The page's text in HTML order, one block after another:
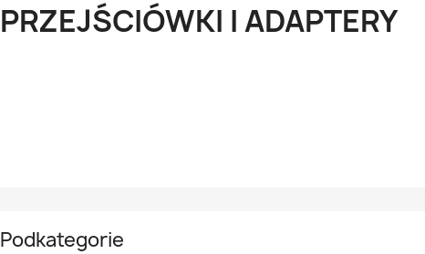
PRZEJŚCIÓWKI I ADAPTERY
Podkategorie